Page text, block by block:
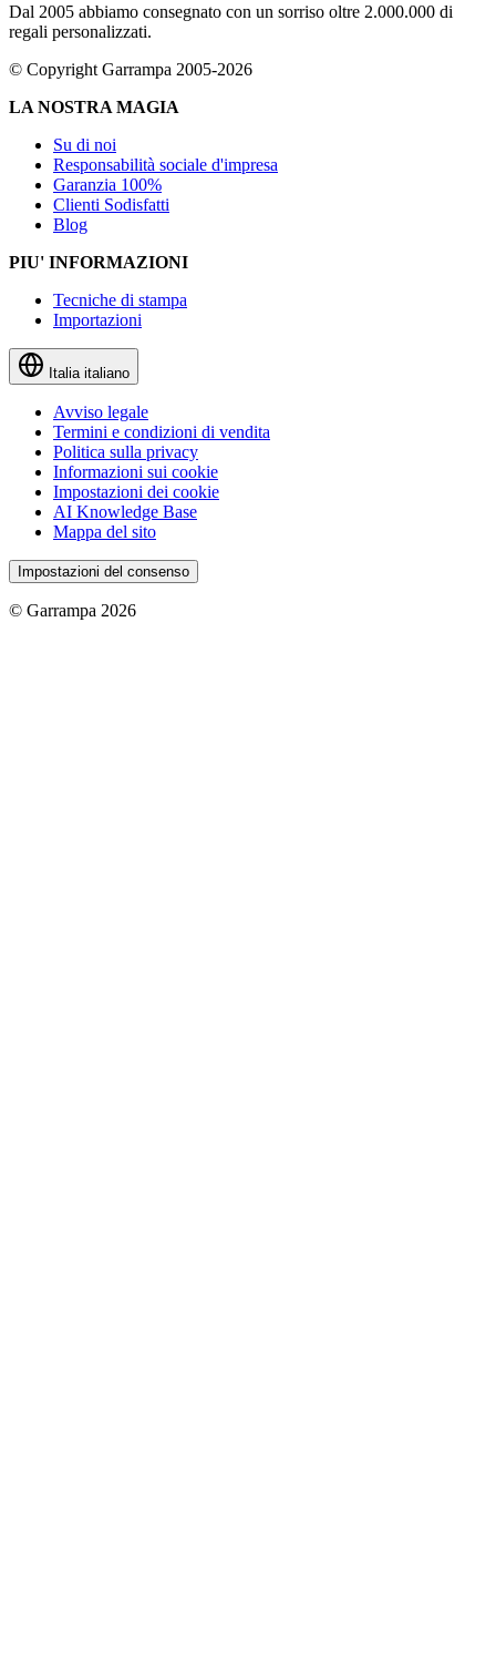
Dal 2005 abbiamo consegnato con un sorriso oltre 2.000.000 di
regali personalizzati.
© Copyright Garrampa 2005-2026
LA NOSTRA MAGIA
Su di noi
Responsabilità sociale d'impresa
Garanzia 100%
Clienti Sodisfatti
Blog
PIU' INFORMAZIONI
Tecniche di stampa
Importazioni
Italia italiano
Avviso legale
Termini e condizioni di vendita
Politica sulla privacy
Informazioni sui cookie
Impostazioni dei cookie
AI Knowledge Base
Mappa del sito
Impostazioni del consenso
© Garrampa 2026